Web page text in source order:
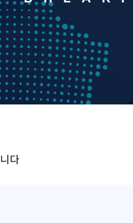
발동…4%대 급락
천 부시장에 백승주·윤난실
…비공식 '초열대야' 30도 넘어
(0.27%) 내린 797.44 출발
트(1.81%) 내린 6478.75 개장
러…두 달 연속 사상 최대
도자와 소통하기가 매우 어려워"
다